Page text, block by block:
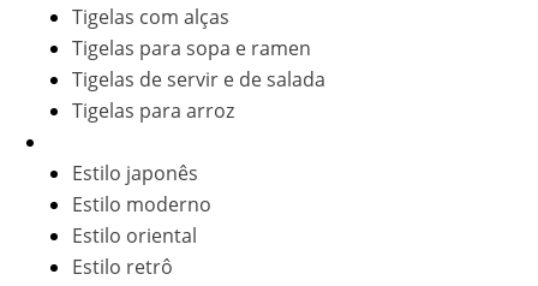
Tigelas com alças
Tigelas para sopa e ramen
Tigelas de servir e de salada
Tigelas para arroz
Estilo japonês
Estilo moderno
Estilo oriental
Estilo retrô